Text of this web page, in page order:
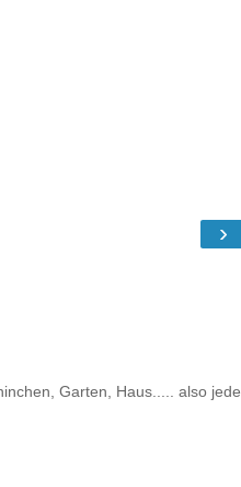
›
Garten, Haus..... also jede